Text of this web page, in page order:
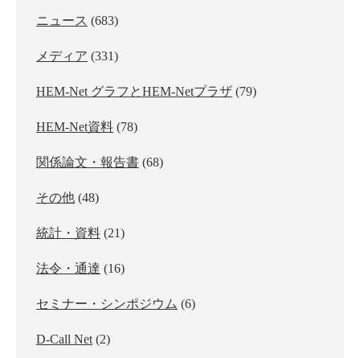
ニュース (683)
メディア (331)
HEM-Net グラフとHEM-Netプラザ (79)
HEM-Net資料 (78)
関係論文・報告書 (68)
その他 (48)
統計・資料 (21)
法令・通達 (16)
セミナー・シンポジウム (6)
D-Call Net (2)